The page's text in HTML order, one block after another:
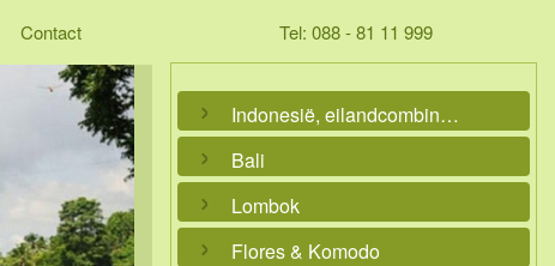
Contact Tel: 088 - 81 11 999
Indonesië, eilandcombinaties
Bali
Lombok
Flores & Komodo